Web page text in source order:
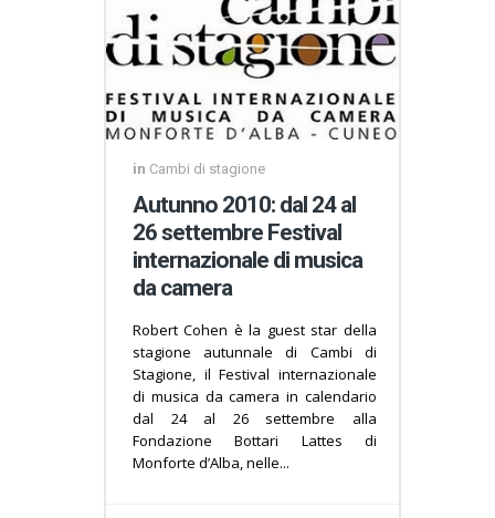
in Cambi di stagione
Autunno 2010: dal 24 al
26 settembre Festival
internazionale di musica
da camera
Robert Cohen è la guest star della
stagione autunnale di Cambi di
Stagione, il Festival internazionale
di musica da camera in calendario
dal 24 al 26 settembre alla
Fondazione Bottari Lattes di
Monforte d’Alba, nelle...